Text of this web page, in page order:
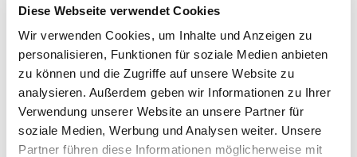
Diese Webseite verwendet Cookies
Wir verwenden Cookies, um Inhalte und Anzeigen zu
personalisieren, Funktionen für soziale Medien anbieten
zu können und die Zugriffe auf unsere Website zu
analysieren. Außerdem geben wir Informationen zu Ihrer
Verwendung unserer Website an unsere Partner für
soziale Medien, Werbung und Analysen weiter. Unsere
Partner führen diese Informationen möglicherweise mit